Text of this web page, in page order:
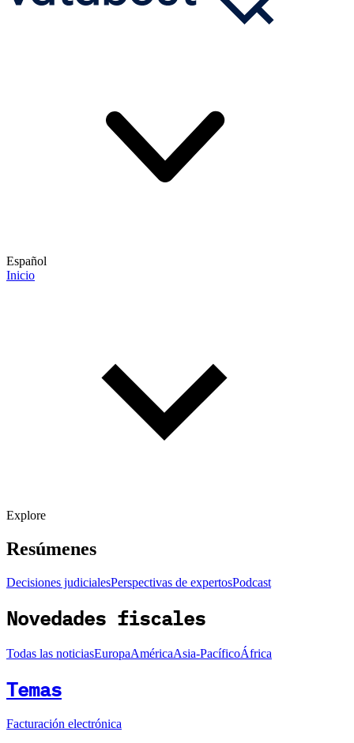
Español
Inicio
Explore
Resúmenes
Decisiones judicialesPerspectivas de expertosPodcast
Novedades fiscales
Todas las noticiasEuropaAméricaAsia-PacíficoÁfrica
Temas
Facturación electrónica